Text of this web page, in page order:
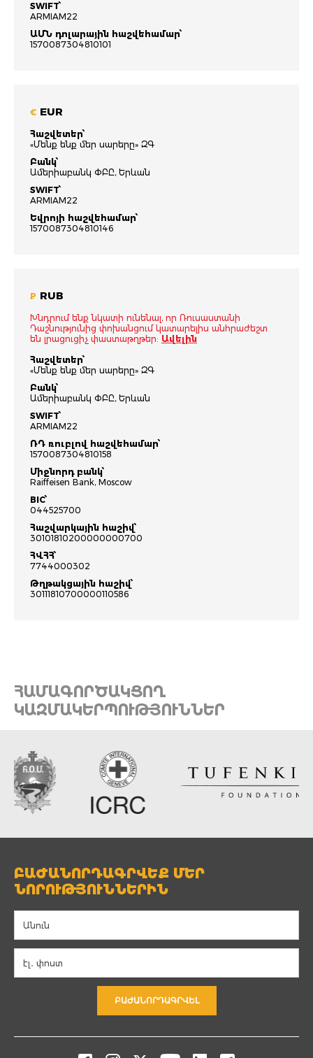
SWIFT՝
ARMIAM22
ԱՄՆ դոլարային հաշվեհամար՝
1570087304810101
€ EUR
Հաշվետեր՝
«Մենք ենք մեր սարերը» ԶԳ
Բանկ՝
Ամերիաբանկ ՓԲԸ, Երևան
SWIFT՝
ARMIAM22
Եվրոյի հաշվեհամար՝
1570087304810146
₽ RUB
Խնդրում ենք նկատի ունենալ, որ Ռուսաստանի
Դաշնությունից փոխանցում կատարելիս անհրաժեշտ
են լրացուցիչ փաստաթղթեր: Ավելին
Հաշվետեր՝
«Մենք ենք մեր սարերը» ԶԳ
Բանկ՝
Ամերիաբանկ ՓԲԸ, Երևան
SWIFT՝
ARMIAM22
ՌԴ ռուբլով հաշվեհամար՝
1570087304810158
Միջնորդ բանկ՝
Raiffeisen Bank, Moscow
BIC՝
044525700
Հաշվարկային հաշիվ՝
30101810200000000700
ՀՎՀՀ՝
7744000302
Թղթակցային հաշիվ՝
30111810700000110586
ՀԱՄԱԳՈՐԾԱԿՑՈՂ
ԿԱԶՄԱԿԵՐՊՈՒԹՅՈՒՆՆԵՐ
ԲԱԺԱՆՈՐԴԱԳՐՎԵՔ ՄԵՐ
ՆՈՐՈՒԹՅՈՒՆՆԵՐԻՆ
ԲԱԺԱՆՈՐԴԱԳՐՎԵԼ